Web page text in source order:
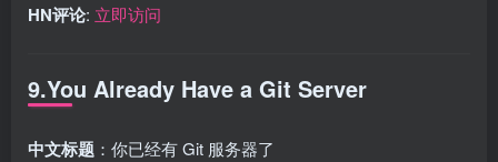
HN评论: 立即访问
9.You Already Have a Git Server
中文标题 ：你已经有 Git 服务器了